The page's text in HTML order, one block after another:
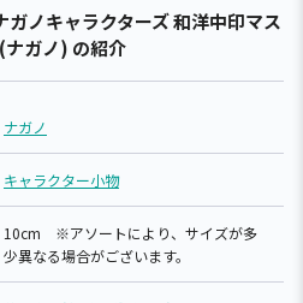
ガノキャラクターズ 和洋中印マス
ナガノ) の紹介
ナガノ
キャラクター小物
10cm ※アソートにより、サイズが多
少異なる場合がございます。